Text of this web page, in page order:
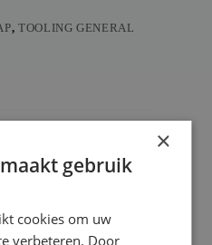
, TOOLING GENERAL
12 & 14 mm bolts
screws
×
gebruik
cookies om uw
verbeteren. Door